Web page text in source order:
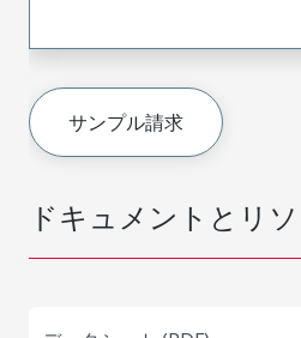
ドキュメントとリ
サンプル請求